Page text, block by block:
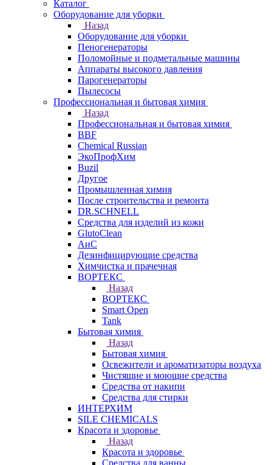
Каталог
Оборудование для уборки
Назад
Оборудование для уборки
Пеногенераторы
Поломойные и подметальные машины
Аппараты высокого давления
Парогенераторы
Пылесосы
Профессиональная и бытовая химия
Назад
Профессиональная и бытовая химия
BBF
Chemical Russian
ЭкоПрофХим
Buzil
Другое
Промышленная химия
После строительства и ремонта
DR.SCHNELL
Средства для изделий из кожи
GlutoClean
АиС
Дезинфицирующие средства
Химчистка и прачечная
ВОРТЕКС
Назад
ВОРТЕКС
Smart Open
Tank
Бытовая химия
Назад
Бытовая химия
Освежители и ароматизаторы воздуха
Чистящие и моющие средства
Средства от накипи
Средства для стирки
ИНТЕРХИМ
SILE CHEMICALS
Красота и здоровье
Назад
Красота и здоровье
Средства для ванны